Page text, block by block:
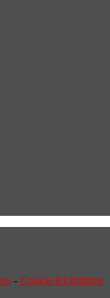
- Cookie-Richtlinien